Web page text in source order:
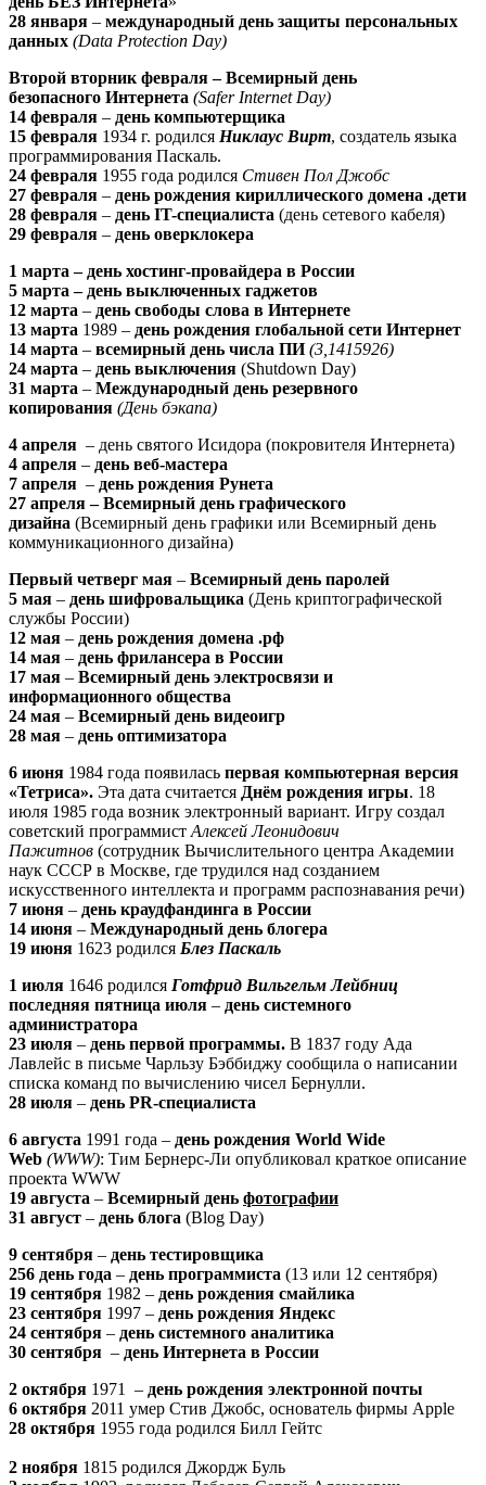
28 января – международный день защиты персональных
данных (Data Protection Day)
Второй вторник февраля – Всемирный день
безопасного Интернета (Safer Internet Day)
14 февраля – день компьютерщика
15 февраля 1934 г. родился Никлаус Вирт, создатель языка
программирования Паскаль.
24 февраля 1955 года родился Стивен Пол Джобс
27 февраля – день рождения кириллического домена .дети
28 февраля – день IT-специалиста (день сетевого кабеля)
29 февраля – день оверклокера
1 марта – день хостинг-провайдера в России
5 марта – день выключенных гаджетов
12 марта – день свободы слова в Интернете
13 марта 1989 – день рождения глобальной сети Интернет
14 марта – всемирный день числа ПИ(3,1415926)
24 марта – день выключения (Shutdown Day)
31 марта – Международный день резервного
копирования (День бэкапа)
4 апреля – день святого Исидора (покровителя Интернета)
4 апреля – день веб-мастера
7 апреля – день рождения Рунета
27 апреля – Всемирный день графического
дизайна (Всемирный день графики или Всемирный день
коммуникационного дизайна)
Первый четверг мая – Всемирный день паролей
5 мая – день шифровальщика (День криптографической
службы России)
12 мая – день рождения домена .рф
14 мая – день фрилансера в России
17 мая – Всемирный день электросвязи и
информационного общества
24 мая – Всемирный день видеоигр
28 мая – день оптимизатора
6 июня 1984 года появилась первая компьютерная версия
«Тетриса». Эта дата считается Днём рождения игры. 18
июля 1985 года возник электронный вариант. Игру создал
советский программист Алексей Леонидович
Пажитнов (сотрудник Вычислительного центра Академии
наук СССР в Москве, где трудился над созданием
искусственного интеллекта и программ распознавания речи)
7 июня – день краудфандинга в России
14 июня – Международный день блогера
19 июня 1623 родился Блез Паскаль
1 июля 1646 родился Готфрид Вильгельм Лейбниц
последняя пятница июля – день системного
администратора
23 июля – день первой программы. В 1837 году Ада
Лавлейс в письме Чарльзу Бэббиджу сообщила о написании
списка команд по вычислению чисел Бернулли.
28 июля – день PR-специалиста
6 августа 1991 года – день рождения World Wide
Web (WWW): Тим Бернерс-Ли опубликовал краткое описание
проекта WWW
19 августа – Всемирный день фотографии
31 август – день блога (Blog Day)
9 сентября – день тестировщика
256 день года – день программиста (13 или 12 сентября)
19 сентября 1982 – день рождения смайлика
23 сентября 1997 – день рождения Яндекс
24 сентября – день системного аналитика
30 сентября – день Интернета в России
2 октября 1971 – день рождения электронной почты
6 октября 2011 умер Стив Джобс, основатель фирмы Apple
28 октября 1955 года родился Билл Гейтс
2 ноября 1815 родился Джордж Буль